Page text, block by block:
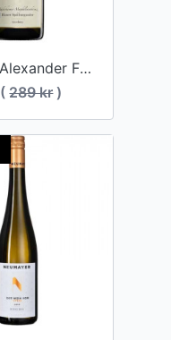
Weingut Alexander Freimuth Spätburgunder 2016
(289 kr)